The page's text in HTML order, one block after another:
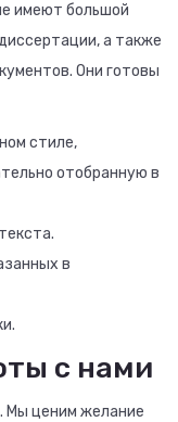
имеют большой
а также
Они готовы
стиле,
отобранную в
в
с нами
Мы ценим желание